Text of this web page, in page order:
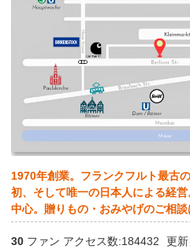
1970年創業。フランクフルト最古
初、そして唯一の日本人による経
中心。贈りもの・おみやげのご相談
30 ファン アクセス数:184432 更